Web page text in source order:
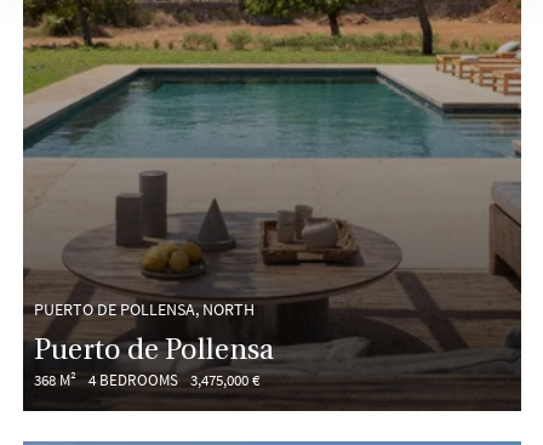
PUERTO DE POLLENSA, NORTH
Puerto de Pollensa
368 M² 4 BEDROOMS 3,475,000 €